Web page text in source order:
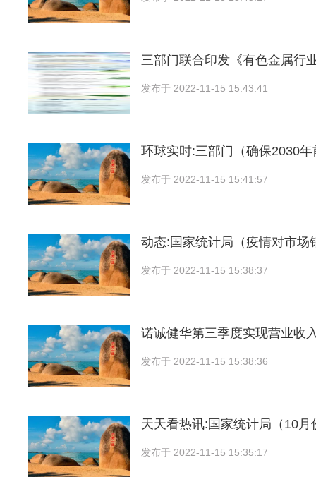
三部门联合印发《有色金属行
发布于 2022-11-15 15:43:41
环球实时:三部门（确保2030
发布于 2022-11-15 15:41:57
动态:国家统计局（疫情对市场
发布于 2022-11-15 15:38:37
诺诚健华第三季度实现营业收
发布于 2022-11-15 15:38:36
天天看热讯:国家统计局（10月
发布于 2022-11-15 15:35:17